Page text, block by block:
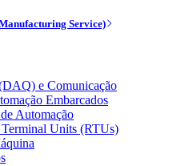
Service)
e Comunicação
Embarcados
Automação
Units (RTUs)